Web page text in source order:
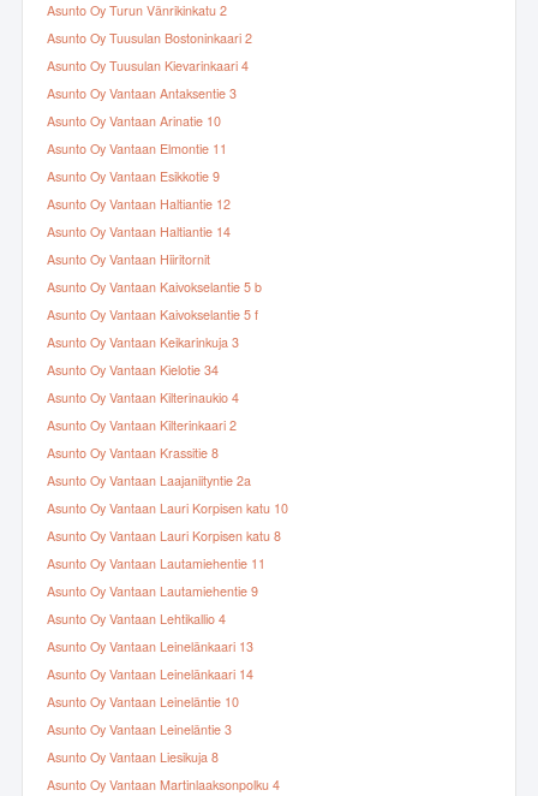
Asunto Oy Turun Vänrikinkatu 2
Asunto Oy Tuusulan Bostoninkaari 2
Asunto Oy Tuusulan Kievarinkaari 4
Asunto Oy Vantaan Antaksentie 3
Asunto Oy Vantaan Arinatie 10
Asunto Oy Vantaan Elmontie 11
Asunto Oy Vantaan Esikkotie 9
Asunto Oy Vantaan Haltiantie 12
Asunto Oy Vantaan Haltiantie 14
Asunto Oy Vantaan Hiiritornit
Asunto Oy Vantaan Kaivokselantie 5 b
Asunto Oy Vantaan Kaivokselantie 5 f
Asunto Oy Vantaan Keikarinkuja 3
Asunto Oy Vantaan Kielotie 34
Asunto Oy Vantaan Kilterinaukio 4
Asunto Oy Vantaan Kilterinkaari 2
Asunto Oy Vantaan Krassitie 8
Asunto Oy Vantaan Laajaniityntie 2a
Asunto Oy Vantaan Lauri Korpisen katu 10
Asunto Oy Vantaan Lauri Korpisen katu 8
Asunto Oy Vantaan Lautamiehentie 11
Asunto Oy Vantaan Lautamiehentie 9
Asunto Oy Vantaan Lehtikallio 4
Asunto Oy Vantaan Leinelänkaari 13
Asunto Oy Vantaan Leinelänkaari 14
Asunto Oy Vantaan Leineläntie 10
Asunto Oy Vantaan Leineläntie 3
Asunto Oy Vantaan Liesikuja 8
Asunto Oy Vantaan Martinlaaksonpolku 4